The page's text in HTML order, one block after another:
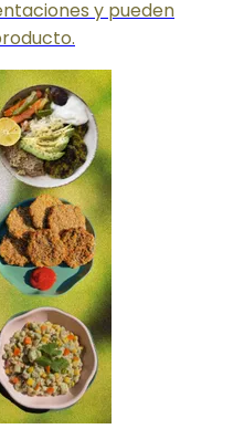
y pueden